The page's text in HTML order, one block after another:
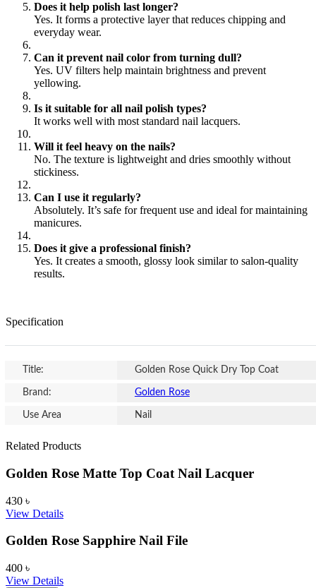
Does it help polish last longer?
Yes. It forms a protective layer that reduces chipping and
everyday wear.
Can it prevent nail color from turning dull?
Yes. UV filters help maintain brightness and prevent
yellowing.
Is it suitable for all nail polish types?
It works well with most standard nail lacquers.
Will it feel heavy on the nails?
No. The texture is lightweight and dries smoothly without
stickiness.
Can I use it regularly?
Absolutely. It’s safe for frequent use and ideal for maintaining
manicures.
Does it give a professional finish?
Yes. It creates a smooth, glossy look similar to salon-quality
results.
Specification
Title: Golden Rose Quick Dry Top Coat
Brand: Golden Rose
Use Area Nail
Related Products
Golden Rose Matte Top Coat Nail Lacquer
430 ৳
View Details
Golden Rose Sapphire Nail File
400 ৳
View Details